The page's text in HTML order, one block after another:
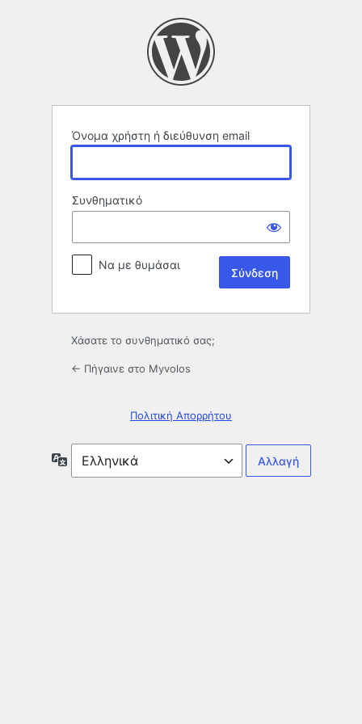
Όνομα χρήστη ή διεύθυνση email
Συνθηματικό
Να με θυμάσαι
Χάσατε το συνθηματικό σας;
← Πήγαινε στο Myvolos
Πολιτική Απορρήτου
Γλώσσα